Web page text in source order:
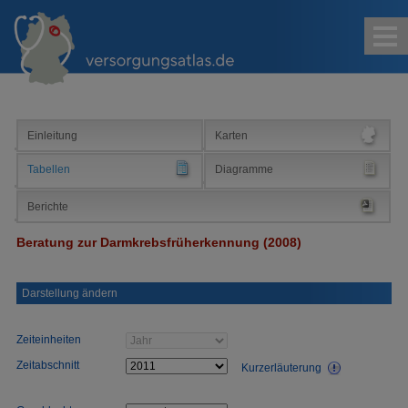
Suche
Einleitung Karten
Tabellen Diagramme
Berichte
Beratung zur Darmkrebsfrüherkennung (2008)
Darstellung ändern
Zeiteinheiten
Zeitabschnitt
Kurzerläuterung